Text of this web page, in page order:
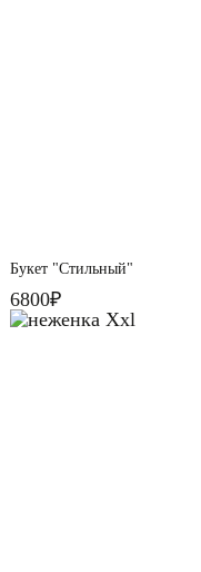
Букет "Стильный"
6800₽